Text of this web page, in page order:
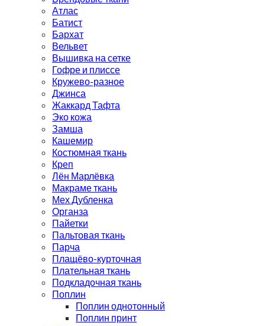
Атлас
Батист
Бархат
Вельвет
Вышивка на сетке
Гофре и плиссе
Кружево-разное
Джинса
Жаккард Тафта
Эко кожа
Замша
Кашемир
Костюмная ткань
Креп
Лён Марлёвка
Макраме ткань
Мех Дубленка
Органза
Пайетки
Пальтовая ткань
Парча
Плащёво-курточная
Плательная ткань
Подкладочная ткань
Поплин
Поплин однотонный
Поплин принт